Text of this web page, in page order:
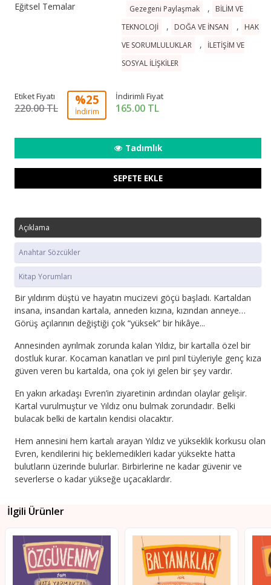
Eğitsel Temalar Gezegeni Paylaşmak ,
BİLİM VE
TEKNOLOJİ
, DOĞA VE İNSAN ,
HAK
VE SORUMLULUKLAR
,
İLETİŞİM VE
SOSYAL İLİŞKİLER
Etiket Fiyatı
220.00 TL
%25
İndirim
İndirimli Fiyat
165.00 TL
Tadımlık
SEPETE EKLE
Açıklama
Anahtar Sözcükler
Kitap Yorumları
Bir yıldırım düştü ve hayatın mucizevi göçü başladı. Kartaldan
insana, insandan kartala, anneden kızına, kızından anneye…
Görüş açılarının değiştiği çok “yüksek” bir hikâye...
Annesinden ayrılmak zorunda kalan Yıldız, bir kartalla özel bir
dostluk kurar. Kocaman kanatları ve pırıl pırıl tüyleriyle genç kıza
güven veren bu kartalda, ona çok iyi gelen bir şey vardır.
En yakın arkadaşı Evren’in ziyaretinin ardından olaylar gelişir.
Kartal vurulmuştur ve Yıldız onu bulmak zorundadır. Belki
bulacak belki de kartalın kendisi olacaktır.
Hem annesini hem kartalı arayan Yıldız ve yükseklik korkusu olan
Evren, kendilerini hiç beklemedikleri kadar yüksekte hatta
bulutların üzerinde bulurlar. Birbirlerine ne kadar güvenir ve
severlerse o kadar yükseğe uçacaklardır.
İlgili Ürünler